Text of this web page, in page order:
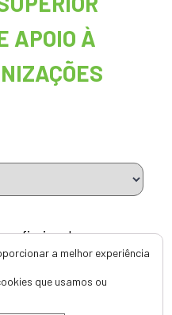
APOIO À
a melhor experiência
que usamos ou